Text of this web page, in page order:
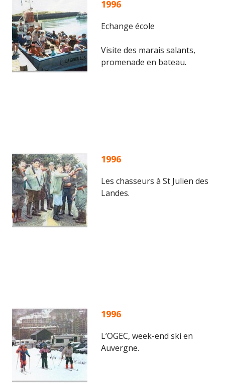
1996
Echange école
Visite des marais salants,
promenade en bateau.
1996
Les chasseurs à St Julien des
Landes.
1996
L’OGEC, week-end ski en
Auvergne.